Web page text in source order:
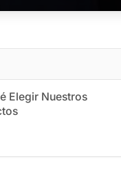
Elegir Nuestros